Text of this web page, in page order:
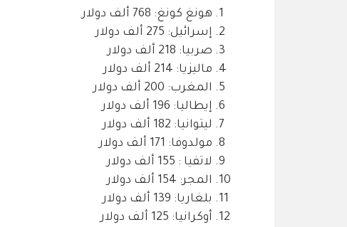
هونغ كونغ: 768 ألف دولار
إسرائيل: 275 ألف دولار
صربيا: 218 ألف دولار
ماليزيا: 214 ألف دولار
المغرب: 200 ألف دولار
إيطاليا: 196 ألف دولار
ليتوانيا: 182 ألف دولار
مولدوفا: 171 ألف دولار
لاتفيا : 155 ألف دولار
المجر: 154 ألف دولار
بلغاريا: 139 ألف دولار
أوكرانيا: 125 ألف دولار